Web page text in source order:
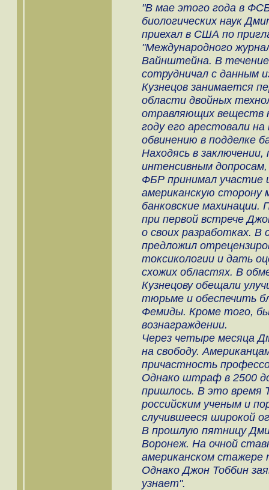
"В мае этого года в
биологических наук
приехал в США по
"Международного
Вайнштейна. В
сотрудничал с данным
Кузнецов занимается
области двойных
отравляющих веществ
году его арестовали
обвинению в подделке
Находясь в
интенсивным
ФБР принимал участие
американскую сторону
банковские махинации.
при первой встрече
о своих разработках. В
предложил
токсикологии и дать
схожих областях. В
Кузнецову обещали
тюрьме и обеспечить
Фемиды. Кроме того,
вознаграждении.
Через четыре месяца
на свободу.
причастность
Однако штраф в 2500
пришлось. В это время
российским ученым и
случившееся широкой
В прошлую пятницу
Воронеж. На очной
американском
Однако Джон Тоббин
узнает".